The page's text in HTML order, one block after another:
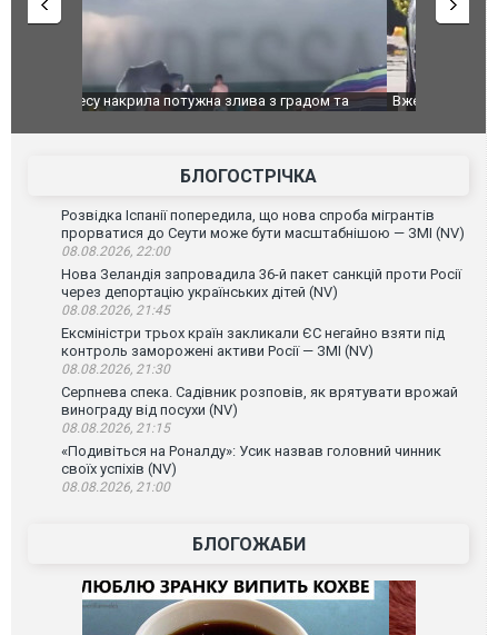
Вже вивели на тести: Ferrari готує оновлення
позашляховика Purosangue. ВІДЕО
Вийшов
фільму
БЛОГОСТРІЧКА
Розвідка Іспанії попередила, що нова спроба мігрантів
прорватися до Сеути може бути масштабнішою — ЗМІ (NV)
08.08.2026, 22:00
Нова Зеландія запровадила 36-й пакет санкцій проти Росії
через депортацію українських дітей (NV)
08.08.2026, 21:45
Ексміністри трьох країн закликали ЄС негайно взяти під
контроль заморожені активи Росії — ЗМІ (NV)
08.08.2026, 21:30
Серпнева спека. Садівник розповів, як врятувати врожай
винограду від посухи (NV)
08.08.2026, 21:15
«Подивіться на Роналду»: Усик назвав головний чинник
своїх успіхів (NV)
08.08.2026, 21:00
БЛОГОЖАБИ